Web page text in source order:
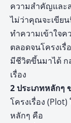
ความสำคัญและ
ไม่ว่าคุณจะเขียน
ทำความเข้าใจค
ตลอดจนโครงเรื่
มีชีวิตขึ้นมาได้ ก
เรื่อง
2 ประเภทหลักๆ
โครงเรื่อง
หลักๆ คือ